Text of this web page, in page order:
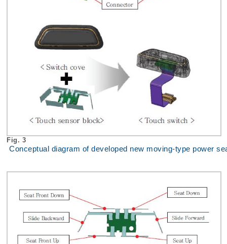
Fig. 3
Conceptual diagram of developed new moving-type power